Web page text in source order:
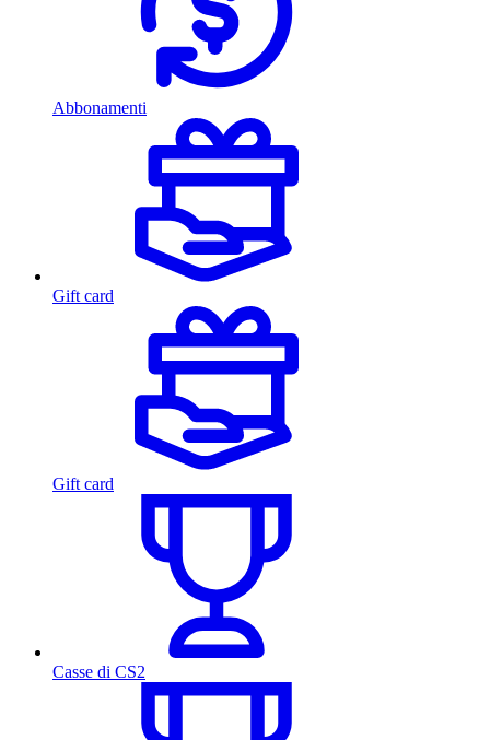
Abbonamenti
Gift card
Gift card
Casse di CS2